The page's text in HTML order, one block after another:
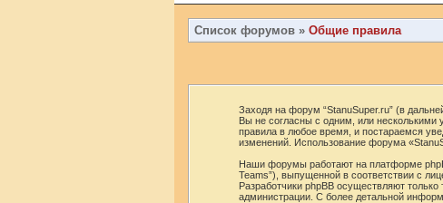
Список форумов » Общие правила
Заходя на форум “StanuSuper.ru” (в
Вы не согласны с одним, или несколькими
правила в любое время, и постараемся
изменений. Использование форума
Наши форумы работают на платформе
Teams”), выпущенной в соответствии с
Разработчики phpBB осуществляют
администрации. С более детальной